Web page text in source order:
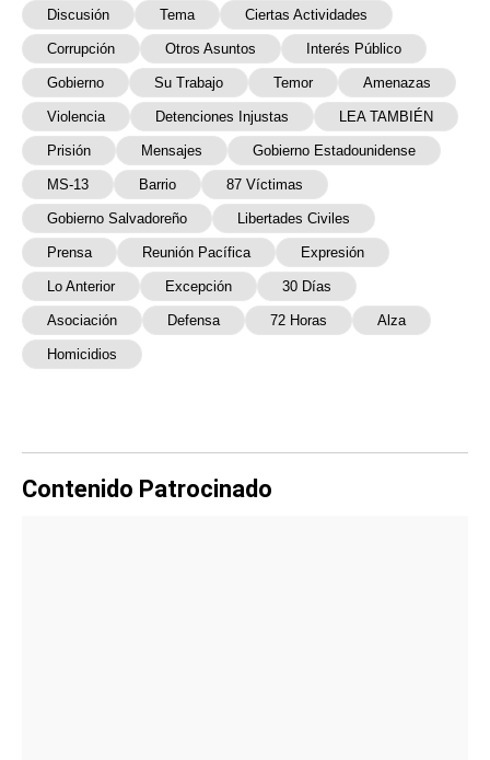
Discusión Tema Ciertas Actividades
Corrupción Otros Asuntos Interés Público
Gobierno Su Trabajo Temor Amenazas
Violencia Detenciones Injustas LEA TAMBIÉN
Prisión Mensajes Gobierno Estadounidense
MS-13 Barrio 87 Víctimas
Gobierno Salvadoreño Libertades Civiles
Prensa Reunión Pacífica Expresión
Lo Anterior Excepción 30 Días
Asociación Defensa 72 Horas Alza
Homicidios
Contenido Patrocinado